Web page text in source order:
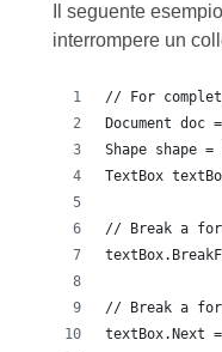
Il seguente
interrompere un
// For
Document doc
Shape shape =
TextBox
// Break a
// Break a
textBox.Next